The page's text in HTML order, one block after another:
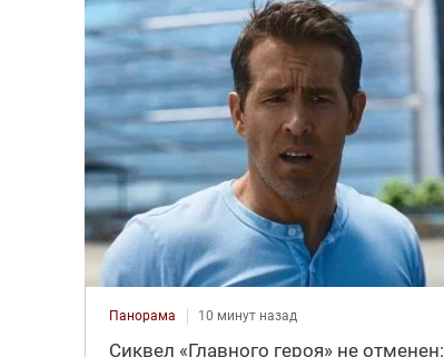
Панорама 10 минут назад
Сиквел «Главного героя» не отменен: